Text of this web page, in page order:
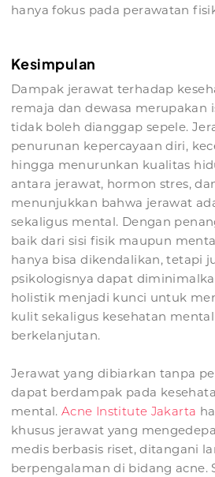
hanya fokus pada perawatan
Kesimpulan
Dampak jerawat terhadap
remaja dan dewasa merupakan
tidak boleh dianggap sepele.
penurunan kepercayaan diri,
hingga menurunkan kualitas
antara jerawat, hormon stres,
menunjukkan bahwa jerawat
sekaligus mental. Dengan
baik dari sisi fisik maupun
hanya bisa dikendalikan, tetapi
psikologisnya dapat
holistik menjadi kunci untuk
kulit sekaligus kesehatan mental
berkelanjutan.
Jerawat yang dibiarkan tanpa
dapat berdampak pada
mental. Acne Institute Jakarta
khusus jerawat yang
medis berbasis riset, ditangani
berpengalaman di bidang acne.